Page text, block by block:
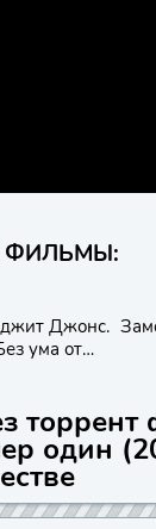
ФИЛЬМЫ:
Джонс.
ума от
один